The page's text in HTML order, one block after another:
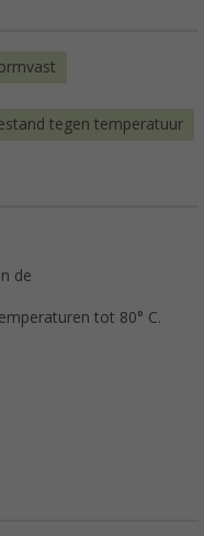
tegen temperatuur
de
tot 80° C.